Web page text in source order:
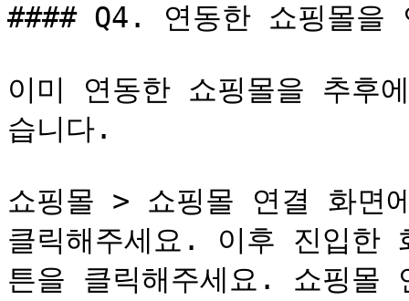
#### Q4. 연동한 쇼핑몰을
이미 연동한 쇼핑몰을 추후
습니다.
쇼핑몰 > 쇼핑몰 연결 화면
클릭해주세요. 이후 진입한
튼을 클릭해주세요. 쇼핑몰